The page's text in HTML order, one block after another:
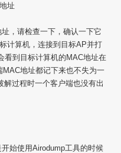
址
，请检查一下，确认一下它
计算机，连接到目标AP并打
看到目标计算机的MAC地址在
地址都记下来也不失为一
过程时一个客户端也没有出
始使用Airodump工具的时候